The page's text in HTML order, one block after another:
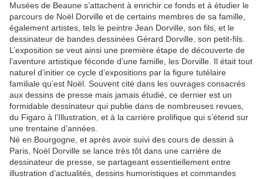
Musées de Beaune s’attachent à enrichir ce fonds et à étudier le
parcours de Noël Dorville et de certains membres de sa famille,
également artistes, tels le peintre Jean Dorville, son fils, et le
dessinateur de bandes dessinées Gérard Dorville, son petit-fils.
L’exposition se veut ainsi une première étape de découverte de
l’aventure artistique féconde d’une famille, les Dorville. Il était tout
naturel d’initier ce cycle d’expositions par la figure tutélaire
familiale qu’est Noël. Souvent cité dans les ouvrages consacrés
aux dessins de presse mais jamais étudié, ce dernier est un
formidable dessinateur qui publie dans de nombreuses revues,
du Figaro à l’Illustration, et à la carrière prolifique qui s’étend sur
une trentaine d’années.
Né en Bourgogne, et après avoir suivi des cours de dessin à
Paris, Noël Dorville se lance très tôt dans une carrière de
dessinateur de presse, se partageant essentiellement entre
illustration d’actualités, dessins humoristiques et commandes